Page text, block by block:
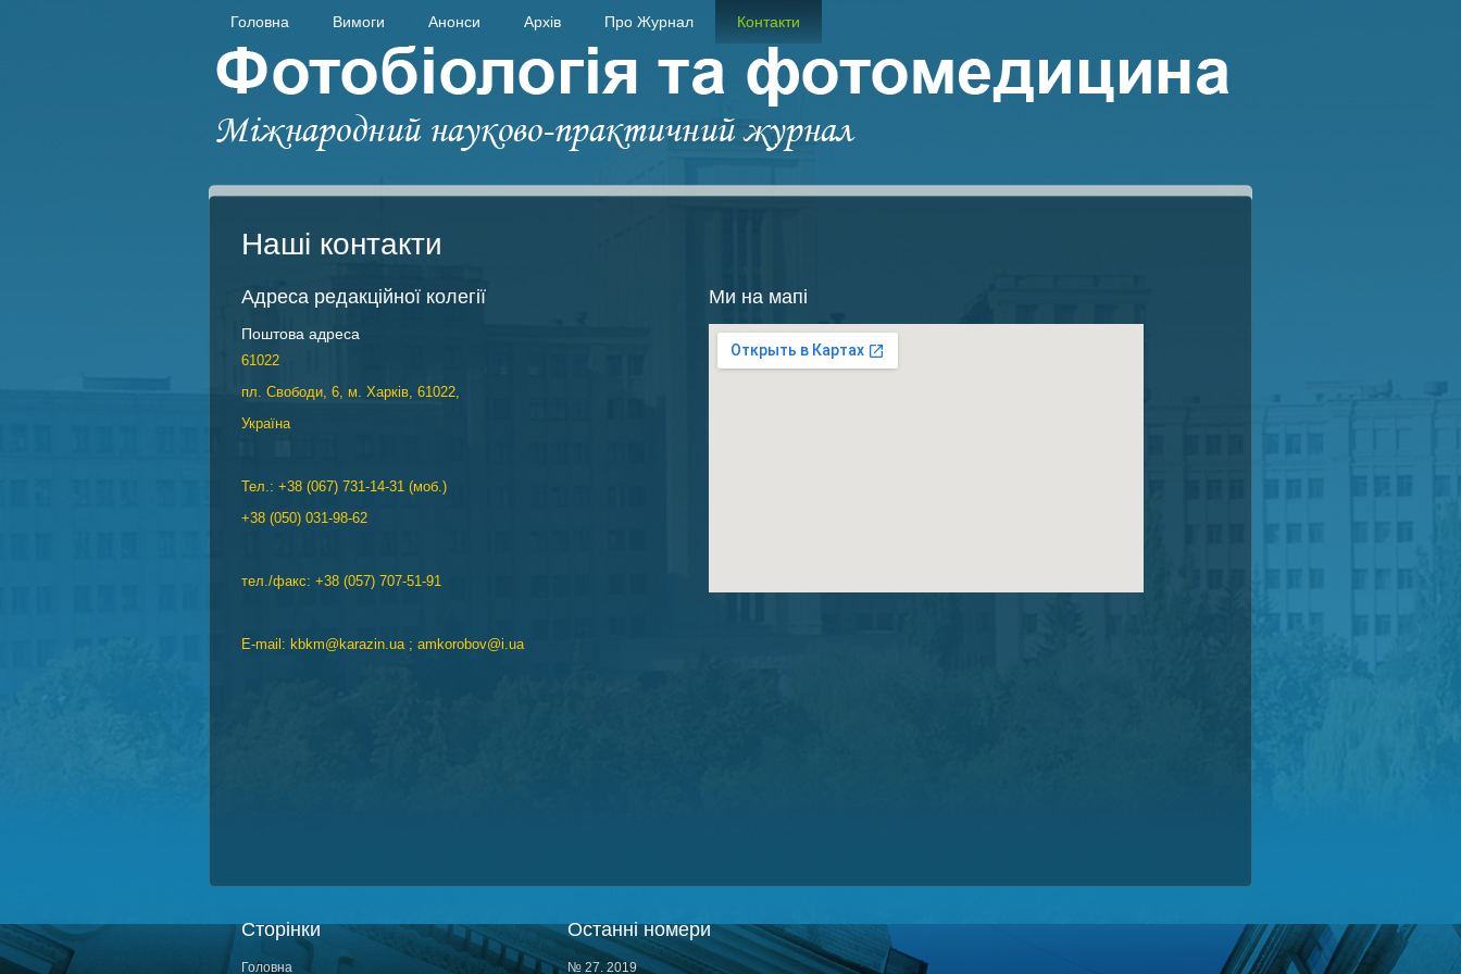
Головна Вимоги Анонси Архів Про Журнал Контакти
Наші контакти
Адреса редакційної колегії
Поштова адреса
61022
пл. Свободи, 6, м. Харків, 61022,
Україна
Тел.: +38 (067) 731-14-31 (моб.)
+38 (050) 031-98-62
тел./факс: +38 (057) 707-51-91
E-mail: kbkm@karazin.ua ; amkorobov@i.ua
Ми на мапі
Сторінки
Головна
Останні номери
№ 27. 2019